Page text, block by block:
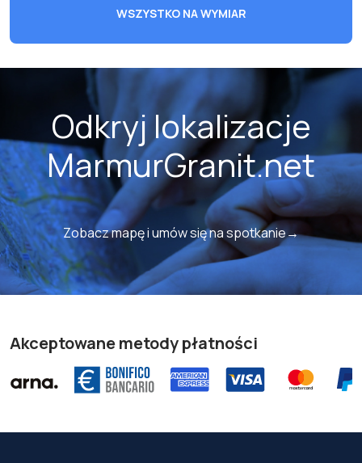
WSZYSTKO NA WYMIAR
Odkryj lokalizacje
MarmurGranit.net
Zobacz mapę i umów się na spotkanie→
Akceptowane metody płatności